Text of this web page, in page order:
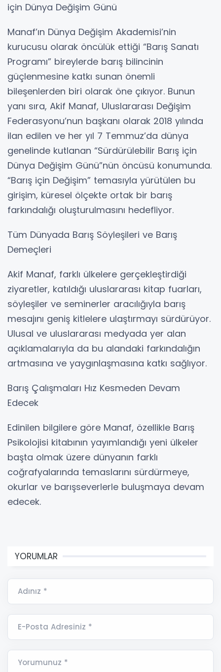
için Dünya Değişim Günü
Manaf’ın Dünya Değişim Akademisi’nin
kurucusu olarak öncülük ettiği “Barış Sanatı
Programı” bireylerde barış bilincinin
güçlenmesine katkı sunan önemli
bileşenlerden biri olarak öne çıkıyor. Bunun
yanı sıra, Akif Manaf, Uluslararası Değişim
Federasyonu’nun başkanı olarak 2018 yılında
ilan edilen ve her yıl 7 Temmuz’da dünya
genelinde kutlanan “Sürdürülebilir Barış için
Dünya Değişim Günü”nün öncüsü konumunda.
“Barış için Değişim” temasıyla yürütülen bu
girişim, küresel ölçekte ortak bir barış
farkındalığı oluşturulmasını hedefliyor.
Tüm Dünyada Barış Söyleşileri ve Barış
Demeçleri
Akif Manaf, farklı ülkelere gerçekleştirdiği
ziyaretler, katıldığı uluslararası kitap fuarları,
söyleşiler ve seminerler aracılığıyla barış
mesajını geniş kitlelere ulaştırmayı sürdürüyor.
Ulusal ve uluslararası medyada yer alan
açıklamalarıyla da bu alandaki farkındalığın
artmasına ve yaygınlaşmasına katkı sağlıyor.
Barış Çalışmaları Hız Kesmeden Devam
Edecek
Edinilen bilgilere göre Manaf, özellikle Barış
Psikolojisi kitabının yayımlandığı yeni ülkeler
başta olmak üzere dünyanın farklı
coğrafyalarında temaslarını sürdürmeye,
okurlar ve barışseverlerle buluşmaya devam
edecek.
YORUMLAR
Adınız *
E-Posta Adresiniz *
Yorumunuz *